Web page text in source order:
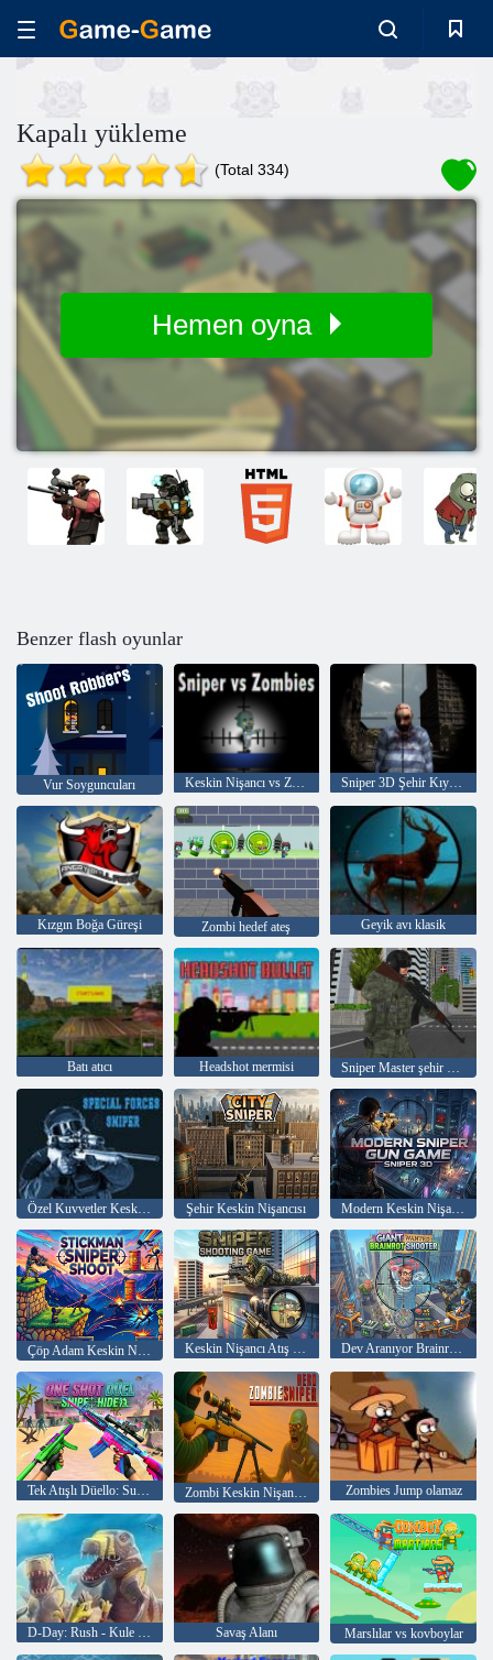
Kapalı yükleme
(Total 334)
Hemen oyna
Benzer flash oyunlar
Vur Soyguncuları Keskin Nişancı vs Zombies Sniper 3D Şehir Kıyamet
Kızgın Boğa Güreşi Zombi hedef ateş Geyik avı klasik
Batı atıcı Headshot mermisi Sniper Master şehir avcısı
Özel Kuvvetler Keskin Nişancı Şehir Keskin Nişancısı Modern Keskin Nişancı Silahı Oyunu: Keskin Nişancı 3D
Keskin Nişancı Atış Oyunu Dev Aranıyor Brainrot Shooter
Tek Atışlı Düello: Su Çulluğu ve Gizleme Zombi Keskin Nişancı Kahramanı Zombies Jump olamaz
D-Day: Rush - Kule Savunma Savaş Alanı Marslılar vs kovboylar